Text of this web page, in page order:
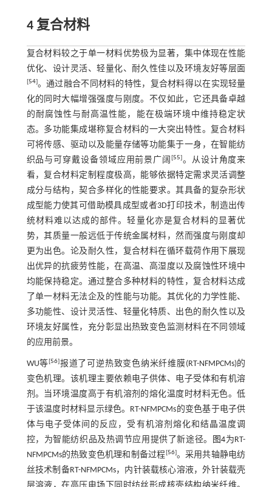
4 复合材料
复合材料较之于单一材料优势极为显著，集中体现在性能
优化、设计灵活、轻量化、耐久性佳以及环境友好等层面
[54]。通过融合不同材料的特性，复合材料得以在实现轻量
化的同时大幅增强强度与刚度。不仅如此，它还具备卓越
的耐腐蚀性与耐高温性能，能在极端环境中维持稳定状
态。多功能集成堪称复合材料的一大突出特性。复合材料
可将传感、驱动以及能量存储等功能集于一身，在智能纺
织品与可穿戴设备领域应用前景广阔[55]。从设计角度来
看，复合材料定制程度极高，能够依据特定需求灵活调整
成分与结构，契合多样化的性能要求。其具备的复杂形状
成型能力使其可借助模具成型或者3D打印技术，制造出传
统材料难以达成的部件。轻量化亦是复合材料的显著优
势，其质量一般远低于传统金属材料，然而强度与刚度却
更为出色。论及耐久性，复合材料在循环载荷作用下展现
出优异的抗疲劳性能，在高温、高湿度以及腐蚀性环境中
均能保持稳定。通过整合多种材料的特性，复合材料达成
了单一材料无法企及的性能与功能。其优化的力学性能、
多功能性、设计灵活性、轻量化特质、出色的耐久性以及
环境友好属性，充分彰显出热致变色监测材料在不同领域
的应用前景。
WU等[56]报道了可逆热致变色纳米纤维膜(RT-NFMPCMs)的
变色机理。该机理主要依赖电子供体、电子受体和有机溶
剂。当环境温度高于有机溶剂的熔化温度时材料无色。低
于该温度时材料显示绿色。RT-NFMPCMs的变色基于电子供
体与电子受体间的反应，受有机溶剂熔化和结晶温度调
控，为智能纺织品及热调节应用提供了新途径。
图4为RT-
NFMPCMs的热致变色机理和制备过程[56]。采用共轴静电纺
丝技术制备RT-NFMPCMs，内针装载核心溶液，外针装载壳